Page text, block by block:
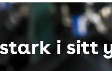
i sitt